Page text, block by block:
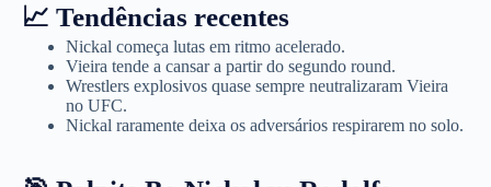
📈 Tendências recentes
Nickal começa lutas em ritmo acelerado.
Vieira tende a cansar a partir do segundo round.
Wrestlers explosivos quase sempre neutralizaram Vieira
no UFC.
Nickal raramente deixa os adversários respirarem no solo.